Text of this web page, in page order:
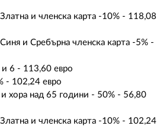
и членска карта -10% - 118,08
и Сребърна членска карта -5% -
6 - 113,60 евро
- 102,24 евро
хора над 65 години - 50% - 56,80
и членска карта -10% - 102,24